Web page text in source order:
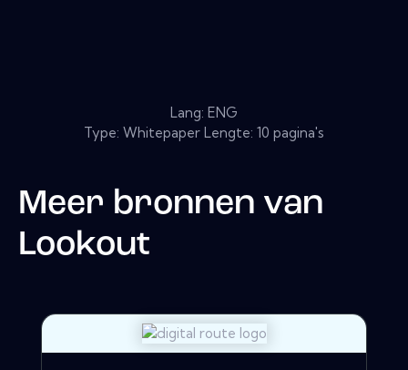
Lang: ENG
Type: Whitepaper Lengte: 10 pagina's
Meer bronnen van
Lookout